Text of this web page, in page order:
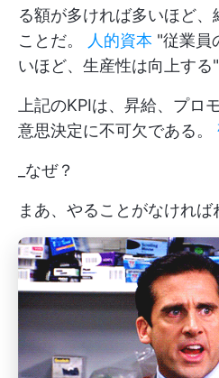
る額が多ければ多いほど、
ことだ。
人的資本 "従業員
いほど、生産性は向上す
上記のKPIは、昇給、プロ
意思決定に不可欠である。
_なぜ？
まあ、やることがなければ